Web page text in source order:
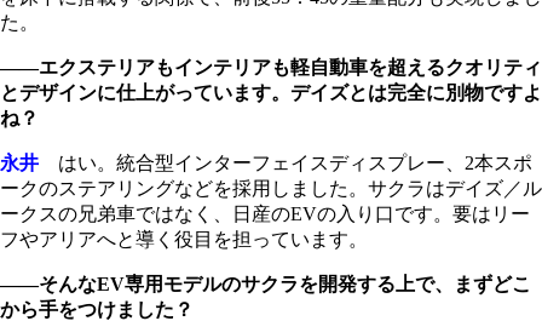
た。
――エクステリアもインテリアも軽自動車を超えるクオリティ
とデザインに仕上がっています。デイズとは完全に別物ですよ
ね？
永井 はい。統合型インターフェイスディスプレー、2本スポ
ークのステアリングなどを採用しました。サクラはデイズ／ル
ークスの兄弟車ではなく、日産のEVの入り口です。要はリー
フやアリアへと導く役目を担っています。
――そんなEV専用モデルのサクラを開発する上で、まずどこ
から手をつけました？